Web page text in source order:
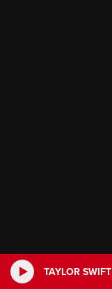
TAYLOR SWIFT